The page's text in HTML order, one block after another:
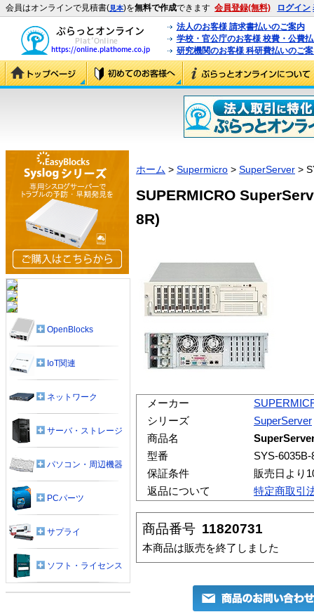
会員はオンラインで見積書(見本)を無料で作成できます 会員登録(無料) ログイン
法人のお客様 請求書払いのご案内
学校・官公庁のお客様 校費・公費
研究機関のお客様 科研費払いのご
ホーム > Supermicro > SuperServer >
SUPERMICRO
8R)
メーカー
シリーズ
SuperServer
商品名
型番
SYS-6035B-
保証条件
販売日より
返品について
特定商取引
商品番号 11820731
本商品は販売を終了しました
OpenBlocks
IoT関連
ネットワーク
サーバ・ストレージ
パソコン・周辺機器
PCパーツ
サプライ
ソフト・ライセンス